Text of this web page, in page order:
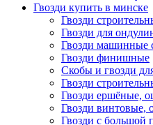
Гвозди купить в минске
Гвозди
Гвозди для
Гвозди машинные
Гвозди финишные
Скобы и гвозди
Гвозди
Гвозди ершёные,
Гвозди винтовые,
Гвозди с большой